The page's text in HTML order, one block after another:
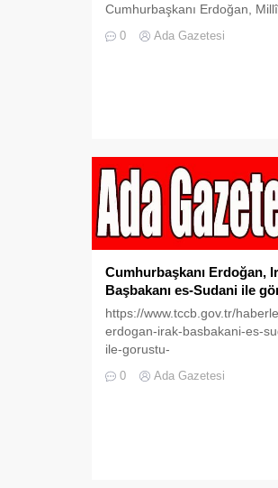
Cumhurbaşkanı Erdoğan, Millî
beraberindeki çocukları kabul
0 Ada Gazetesi
Cumhurbaşkanı Erdoğan,
Başbakanı es-Sudani ile
https://www.tccb.gov.tr/
erdogan-irak-basbakani-es-
ile-gorustu-
0 Ada Gazetesi